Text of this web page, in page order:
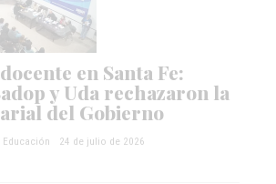
en Santa Fe:
y Uda rechazaron la
del Gobierno
Educación 24 de julio de 2026